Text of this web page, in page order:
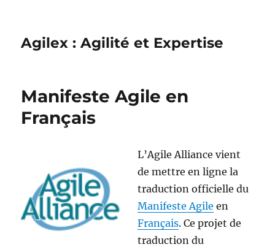
Agilex : Agilité et Expertise
Manifeste Agile en
Français
L’Agile Alliance vient
de mettre en ligne la
traduction officielle du
Manifeste Agile en
Français. Ce projet de
traduction du